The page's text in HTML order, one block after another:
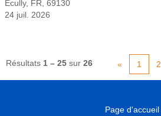
Ecully, FR, 69130
24 juil. 2026
Résultats 1 – 25 sur 26 « 1 2
Page d'accueil